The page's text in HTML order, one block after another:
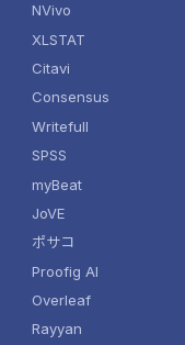
NVivo
XLSTAT
Citavi
Consensus
Writefull
SPSS
myBeat
JoVE
ポサコ
Proofig AI
Overleaf
Rayyan